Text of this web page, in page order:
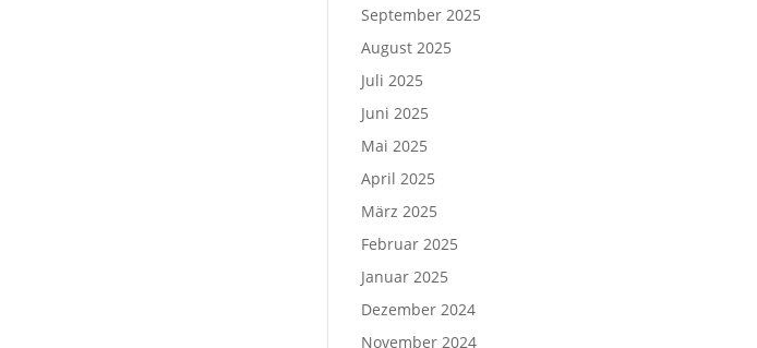
September 2025
August 2025
Juli 2025
Juni 2025
Mai 2025
April 2025
März 2025
Februar 2025
Januar 2025
Dezember 2024
November 2024